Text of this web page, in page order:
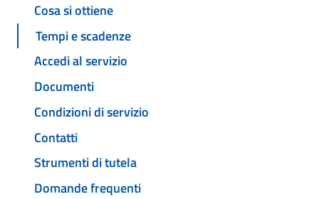
Cosa si ottiene
Tempi e scadenze
Accedi al servizio
Documenti
Condizioni di servizio
Contatti
Strumenti di tutela
Domande frequenti